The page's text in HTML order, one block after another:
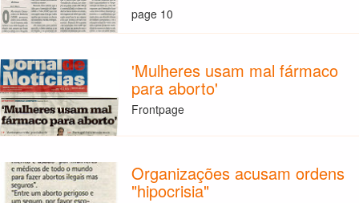
page 10
'Mulheres usam mal fármaco
para aborto'
Frontpage
Organizações acusam ordens
"hipocrisia"